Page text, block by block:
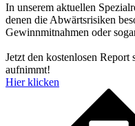
In unserem aktuellen
denen die Abwärtsrisiken
Gewinnmitnahmen oder
Jetzt den kostenlosen
aufnimmt!
Hier klicken